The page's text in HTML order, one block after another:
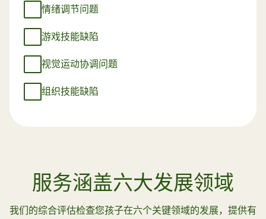
情绪调节问题
游戏技能缺陷
视觉运动协调问题
组织技能缺陷
服务涵盖六大发展领域
我们的综合评估检查您孩子在六个关键领域的发展，提供有